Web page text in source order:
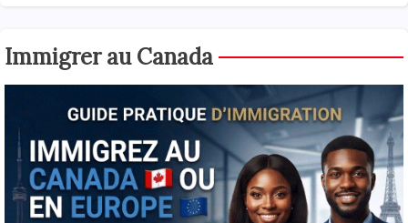
Immigrer au Canada